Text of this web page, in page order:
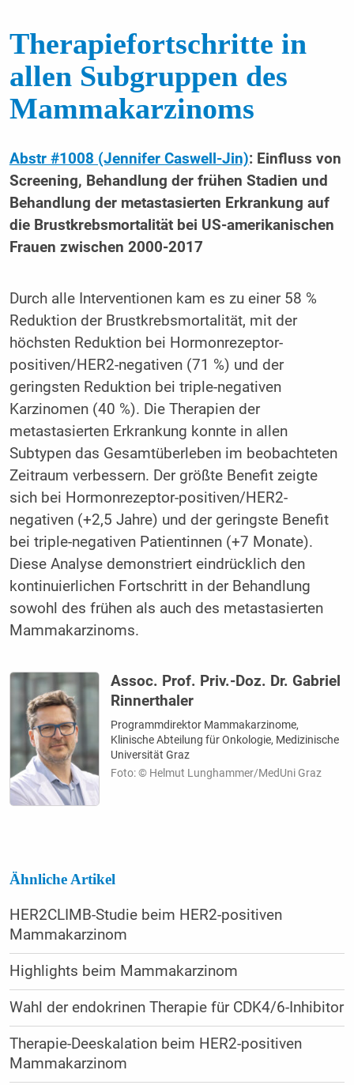
Therapiefortschritte in
allen Subgruppen des
Mammakarzinoms
Abstr #1008 (Jennifer Caswell-Jin): Einfluss von
Screening, Behandlung der frühen Stadien und
Behandlung der metastasierten Erkrankung auf
die Brustkrebsmortalität bei US-amerikanischen
Frauen zwischen 2000-2017
Durch alle Interventionen kam es zu einer 58 %
Reduktion der Brustkrebsmortalität, mit der
höchsten Reduktion bei Hormonrezeptor-
positiven/HER2-negativen (71 %) und der
geringsten Reduktion bei triple-negativen
Karzinomen (40 %). Die Therapien der
metastasierten Erkrankung konnte in allen
Subtypen das Gesamtüberleben im beobachteten
Zeitraum verbessern. Der größte Benefit zeigte
sich bei Hormonrezeptor-positiven/HER2-
negativen (+2,5 Jahre) und der geringste Benefit
bei triple-negativen Patientinnen (+7 Monate).
Diese Analyse demonstriert eindrücklich den
kontinuierlichen Fortschritt in der Behandlung
sowohl des frühen als auch des metastasierten
Mammakarzinoms.
Assoc. Prof. Priv.-Doz. Dr. Gabriel
Rinnerthaler
Programmdirektor Mammakarzinome,
Klinische Abteilung für Onkologie, Medizinische
Universität Graz
Foto: © Helmut Lunghammer/MedUni Graz
Ähnliche Artikel
HER2CLIMB-Studie beim HER2-positiven
Mammakarzinom
Highlights beim Mammakarzinom
Wahl der endokrinen Therapie für CDK4/6-Inhibitor
Therapie-Deeskalation beim HER2-positiven
Mammakarzinom